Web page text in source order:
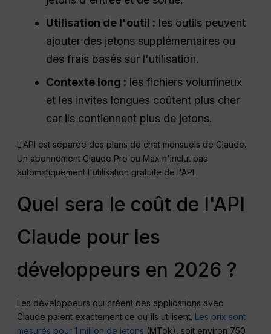
Utilisation de l'outil : les outils peuvent
ajouter des jetons supplémentaires ou
des frais basés sur l'utilisation.
Contexte long : les fichiers volumineux
et les invites longues coûtent plus cher
car ils contiennent plus de jetons.
L'API est séparée des plans de chat mensuels de Claude.
Un abonnement Claude Pro ou Max n'inclut pas
automatiquement l'utilisation gratuite de l'API.
Quel sera le coût de l'API
Claude pour les
développeurs en 2026 ?
Les développeurs qui créent des applications avec
Claude paient exactement ce qu'ils utilisent. Les prix sont
mesurés pour 1 million de jetons (MTok), soit environ 750